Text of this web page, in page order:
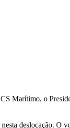
Marítimo, o
deslocação. O